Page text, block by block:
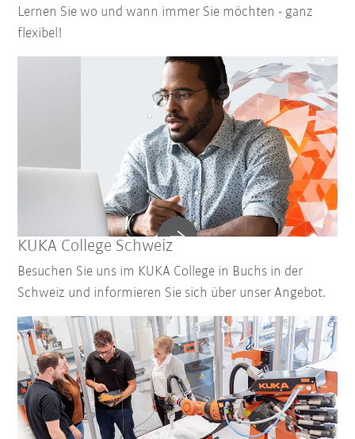
Lernen Sie wo und wann immer Sie möchten - ganz
flexibel!
KUKA College Schweiz
Besuchen Sie uns im KUKA College in Buchs in der
Schweiz und informieren Sie sich über unser Angebot.